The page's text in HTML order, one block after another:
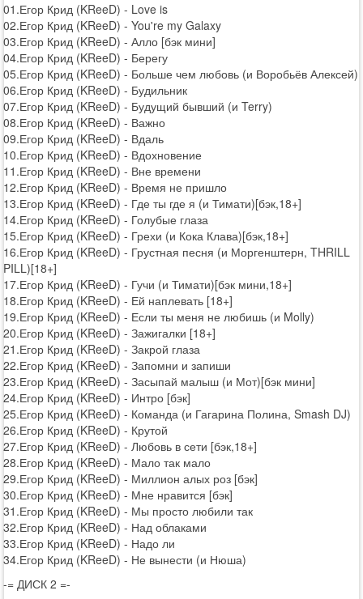
01.Егор Крид (KReeD) - Love is
02.Егор Крид (KReeD) - You're my Galaxy
03.Егор Крид (KReeD) - Алло [бэк мини]
04.Егор Крид (KReeD) - Берегу
05.Егор Крид (KReeD) - Больше чем любовь (и Воробьёв Алексей)
06.Егор Крид (KReeD) - Будильник
07.Егор Крид (KReeD) - Будущий бывший (и Terry)
08.Егор Крид (KReeD) - Важно
09.Егор Крид (KReeD) - Вдаль
10.Егор Крид (KReeD) - Вдохновение
11.Егор Крид (KReeD) - Вне времени
12.Егор Крид (KReeD) - Время не пришло
13.Егор Крид (KReeD) - Где ты где я (и Тимати)[бэк,18+]
14.Егор Крид (KReeD) - Голубые глаза
15.Егор Крид (KReeD) - Грехи (и Кока Клава)[бэк,18+]
16.Егор Крид (KReeD) - Грустная песня (и Моргенштерн, THRILL
PILL)[18+]
17.Егор Крид (KReeD) - Гучи (и Тимати)[бэк мини,18+]
18.Егор Крид (KReeD) - Ей наплевать [18+]
19.Егор Крид (KReeD) - Если ты меня не любишь (и Molly)
20.Егор Крид (KReeD) - Зажигалки [18+]
21.Егор Крид (KReeD) - Закрой глаза
22.Егор Крид (KReeD) - Запомни и запиши
23.Егор Крид (KReeD) - Засыпай малыш (и Мот)[бэк мини]
24.Егор Крид (KReeD) - Интро [бэк]
25.Егор Крид (KReeD) - Команда (и Гагарина Полина, Smash DJ)
26.Егор Крид (KReeD) - Крутой
27.Егор Крид (KReeD) - Любовь в сети [бэк,18+]
28.Егор Крид (KReeD) - Мало так мало
29.Егор Крид (KReeD) - Миллион алых роз [бэк]
30.Егор Крид (KReeD) - Мне нравится [бэк]
31.Егор Крид (KReeD) - Мы просто любили так
32.Егор Крид (KReeD) - Над облаками
33.Егор Крид (KReeD) - Надо ли
34.Егор Крид (KReeD) - Не вынести (и Нюша)
-= ДИСК 2 =-